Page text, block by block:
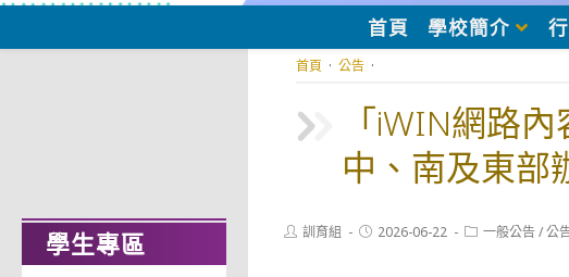
首頁 學校簡介
「iWIN網路
中、南及東部
首頁 · 公告 ·
Post訓育組
Post2026-06-22
Post一般公告 / 公
學生專區